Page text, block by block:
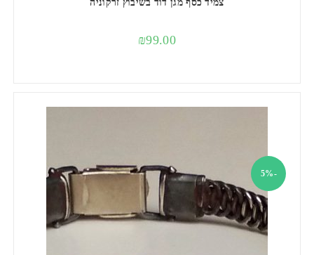
צמיד כסף מגן דוד בשיבוץ זרקוניה
₪99.00
-5%